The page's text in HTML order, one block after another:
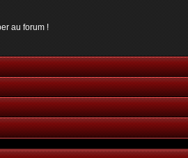
au forum !